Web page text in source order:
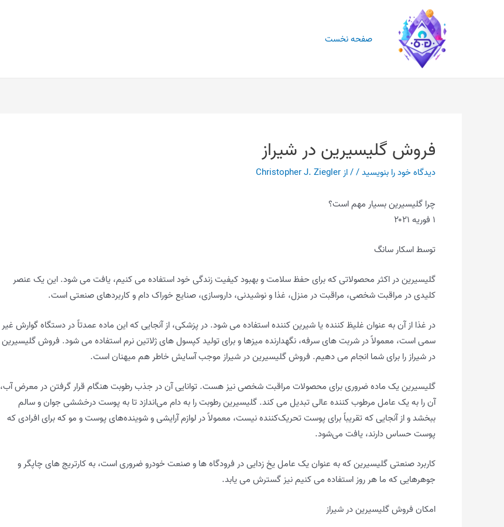
صفحه نخست
فروش گلیسیرین در شیراز
دیدگاه‌ خود را بنویسید// ازChristopher J. Ziegler
چرا گلیسیرین بسیار مهم است؟
۱ فوریه ۲۰۲۱
توسط اسکار سانگ
گلیسیرین در اکثر محصولاتی که برای حفظ سلامت و بهبود کیفیت زندگی خود استفاده می کنیم، یافت می شود. این یک عنصر
کلیدی در مراقبت شخصی، مراقبت در منزل، غذا و نوشیدنی، داروسازی، صنایع خوراک دام و کاربردهای صنعتی است.
در غذا از آن به عنوان غلیظ کننده یا شیرین کننده استفاده می شود. در پزشکی، از آنجایی که این ماده عمدتاً در دستگاه گوارش غیر
سمی است، معمولاً در شربت های سرفه، نگهدارنده میزها و برای تولید کپسول های ژلاتین نرم استفاده می شود. فروش گلیسیرین
در شیراز را برای شما انجام می دهیم. فروش گلیسیرین در شیراز موجب آسایش خاطر هم میهنان است.
گلیسیرین یک ماده ضروری برای محصولات مراقبت شخصی نیز هست. توانایی آن در جذب رطوبت هنگام قرار گرفتن در معرض آب،
آن را به یک عامل مرطوب کننده عالی تبدیل می کند. گلیسیرین رطوبت را به دام می‌اندازد تا به پوست درخششی جوان و سالم
ببخشد و از آنجایی که تقریباً برای پوست تحریک‌کننده نیست، معمولاً در لوازم آرایشی و شوینده‌های پوست و مو که برای افرادی که
پوست حساس دارند، یافت می‌شود.
کاربرد صنعتی گلیسیرین که به عنوان یک عامل یخ زدایی در فرودگاه ها و صنعت خودرو ضروری است، به کارتریج های چاپگر و
جوهرهایی که ما هر روز استفاده می کنیم نیز گسترش می یابد.
امکان فروش گلیسیرین در شیراز